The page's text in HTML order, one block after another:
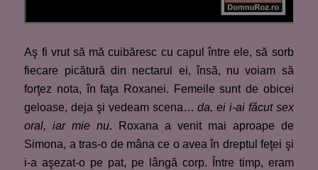
Aş fi vrut să mă cuibăresc cu capul între ele, să sorb
fiecare picătură din nectarul ei, însă, nu voiam să
forţez nota, în faţa Roxanei. Femeile sunt de obicei
geloase, deja şi vedeam scena…da, ei i-ai făcut sex
oral, iar mie nu. Roxana a venit mai aproape de
Simona, a tras-o de mâna ce o avea în dreptul feţei şi
i-a aşezat-o pe pat, pe lângă corp. Între timp, eram